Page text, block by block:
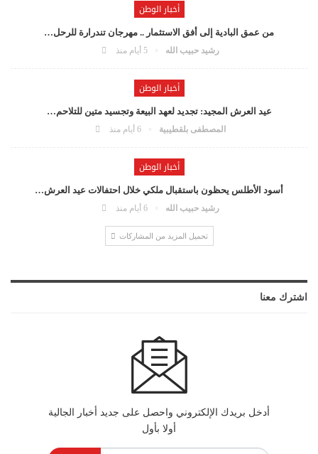
أخبار الوطن
من عمق البادية إلى أفق الاستثمار .. مهرجان تندرارة للرحل…
رشيد حبيب الله 5 أيام منذ
أخبار الوطن
عيد العرش المجيد: تجديد لعهد البيعة وتجسيد متين للتلاحم…
المصطفى بلقطيبية 6 أيام منذ
أخبار الوطن
أسود الأطلس يحظون باستقبال ملكي خلال احتفالات عيد العرش…
رشيد حبيب الله 6 أيام منذ
تحميل المزيد من المشاركات
اشترك معنا
أدخل بريدك الإلكتروني واحصل على جديد أخبار الجالية
أولا بأول